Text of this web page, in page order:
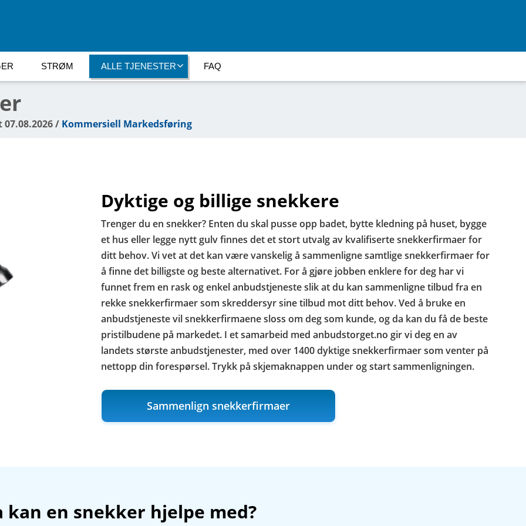
STRØM ALLE TJENESTER FAQ
/ Kommersiell Markedsføring
Dyktige og billige snekkere
Trenger du en snekker? Enten du skal pusse opp badet, bytte kledning på huset, bygge
et hus eller legge nytt gulv finnes det et stort utvalg av kvalifiserte snekkerfirmaer for
ditt behov. Vi vet at det kan være vanskelig å sammenligne samtlige snekkerfirmaer for
å finne det billigste og beste alternativet. For å gjøre jobben enklere for deg har vi
funnet frem en rask og enkel anbudstjeneste slik at du kan sammenligne tilbud fra en
rekke snekkerfirmaer som skreddersyr sine tilbud mot ditt behov. Ved å bruke en
anbudstjeneste vil snekkerfirmaene sloss om deg som kunde, og da kan du få de beste
pristilbudene på markedet. I et samarbeid med anbudstorget.no gir vi deg en av
landets største anbudstjenester, med over 1400 dyktige snekkerfirmaer som venter på
nettopp din forespørsel. Trykk på skjemaknappen under og start sammenligningen.
Sammenlign snekkerfirmaer
kan en snekker hjelpe med?